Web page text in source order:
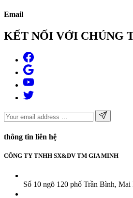
Email
KẾT NỐI VỚI CHÚNG
thông tin liên hệ
CÔNG TY TNHH SX&DV TM GIA MINH
Số 10 ngõ 120 phố Trần Bình,